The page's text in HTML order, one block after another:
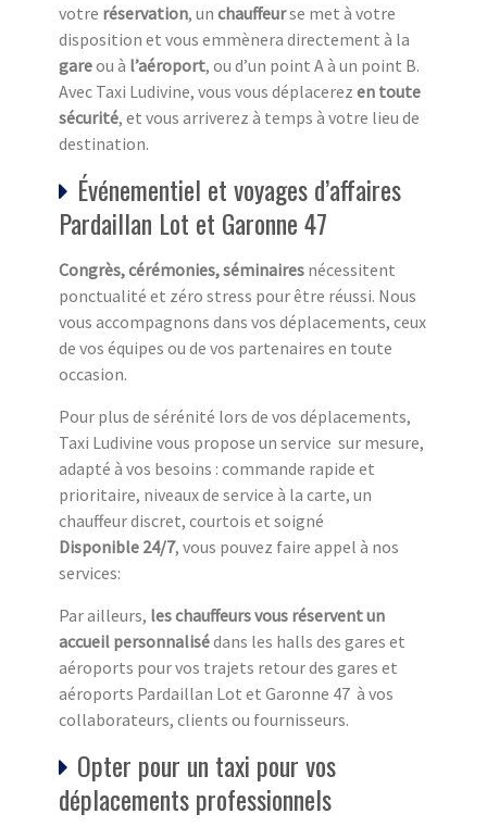
votre réservation, un chauffeurse met à votre
disposition et vous emmènera directement à la
gareou à l’aéroport, ou d’un point A à un point B.
Avec Taxi Ludivine, vous vous déplacerez en toute
sécurité, et vous arriverez à temps à votre lieu de
destination.
Événementiel et voyages d’affaires
Pardaillan Lot et Garonne 47
Congrès, cérémonies, séminaires nécessitent
ponctualité et zéro stress pour être réussi. Nous
vous accompagnons dans vos déplacements, ceux
de vos équipes ou de vos partenaires en toute
occasion.
Pour plus de sérénité lors de vos déplacements,
Taxi Ludivine vous propose un service sur mesure,
adapté à vos besoins : commande rapide et
prioritaire, niveaux de service à la carte, un
chauffeur discret, courtois et soigné
Disponible 24/7, vous pouvez faire appel à nos
services:
Par ailleurs, les chauffeurs vous réservent un
accueil personnalisédans les halls des gares et
aéroports pour vos trajets retour des gares et
aéroports Pardaillan Lot et Garonne 47 à vos
collaborateurs, clients ou fournisseurs.
Opter pour un taxi pour vos
déplacements professionnels